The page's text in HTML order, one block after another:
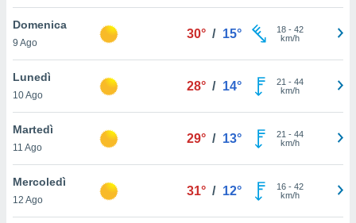
il
un
la
nella
Domenica
9 Ago
30° / 15° 18- 42
km/h
Lunedì
10 Ago
28° / 14° 21 - 44
km/h
Martedì
11 Ago
29° / 13° 21 - 44
km/h
Mercoledì
12 Ago
31° / 12° 16- 42
km/h